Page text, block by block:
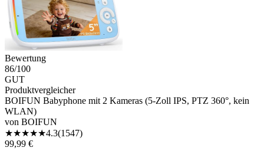
Bewertung
86/100
GUT
Produktvergleicher
BOIFUN Babyphone mit 2 Kameras (5-Zoll IPS, PTZ 360°, kein
WLAN)
von BOIFUN
★★★★★4.3(1547)
99,99 €